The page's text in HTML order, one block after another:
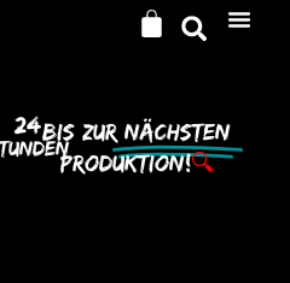
24Bis ZurNächsten
Produktion!🔍